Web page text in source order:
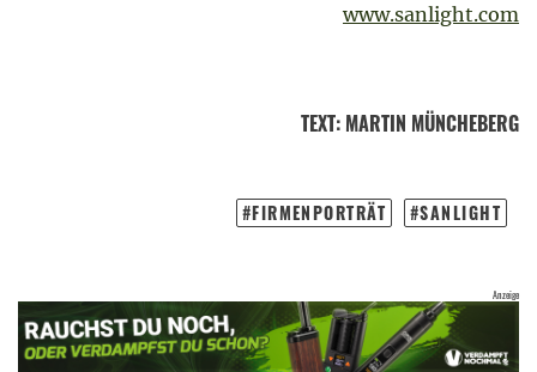
www.sanlight.com
TEXT: MARTIN MÜNCHEBERG
FIRMENPORTRÄT SANLIGHT